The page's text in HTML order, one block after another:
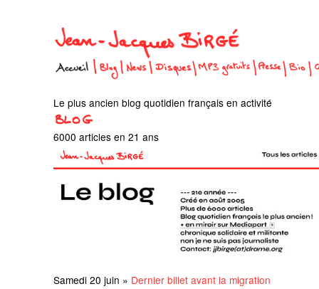
Le plus ancien blog quotidien français en activité
6000 articles en 21 ans
Samedi 20 juin » Dernier billet avant la migration